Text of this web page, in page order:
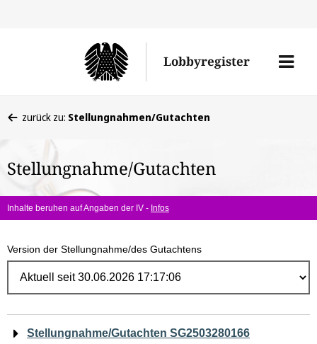
Lobbyregister
Menü
befinden
hier:
zurück zu: Stellungnahmen/Gutachten
Stellungnahme/Gutachten
Inhalte beruhen auf Angaben der IV - Infos
Version der Stellungnahme/des Gutachtens
Navigation
Stellungnahme/Gutachten SG2503280166